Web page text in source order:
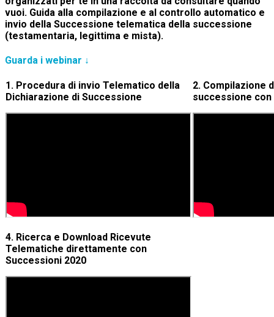
vuoi. Guida alla compilazione e al controllo automatico e
invio della Successione telematica della successione
(testamentaria, legittima e mista).
Guarda i webinar ↓
1. Procedura di invio Telematico della
Dichiarazione di Successione
2. Compilazione
successione con
4. Ricerca e Download Ricevute
Telematiche direttamente con
Successioni 2020